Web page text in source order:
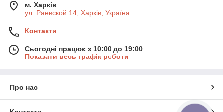
м. Харків
ул .Раевской 14, Харків, Україна
Контакти
Сьогодні працює з 10:00 до 19:00
Показати весь графік роботи
Про нас